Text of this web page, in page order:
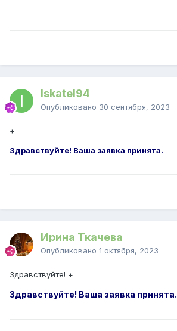
Iskatel94
Опубликовано 30 сентября, 2023
+
Здравствуйте! Ваша заявка принята.
Ирина Ткачева
Опубликовано 1 октября, 2023
Здравствуйте! +
Здравствуйте! Ваша заявка принята.